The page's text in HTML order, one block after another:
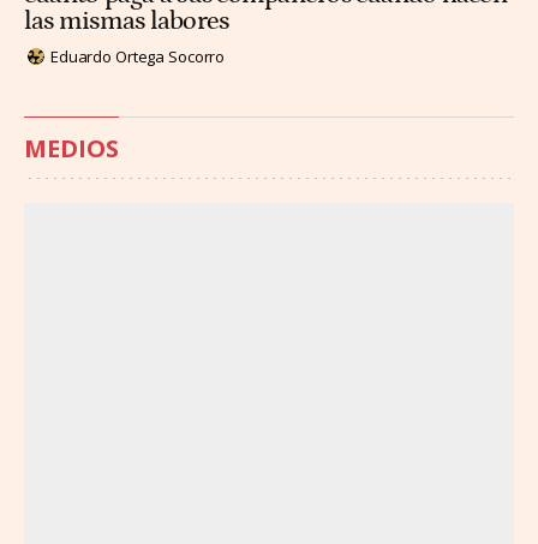
las mismas labores
Eduardo Ortega Socorro
MEDIOS